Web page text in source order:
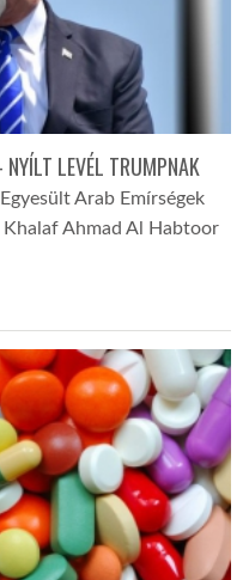
LEVÉL TRUMPNAK
Arab Emírségek
Ahmad Al Habtoor